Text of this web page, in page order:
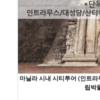
마닐라 시내 시티투어 (인트
립박